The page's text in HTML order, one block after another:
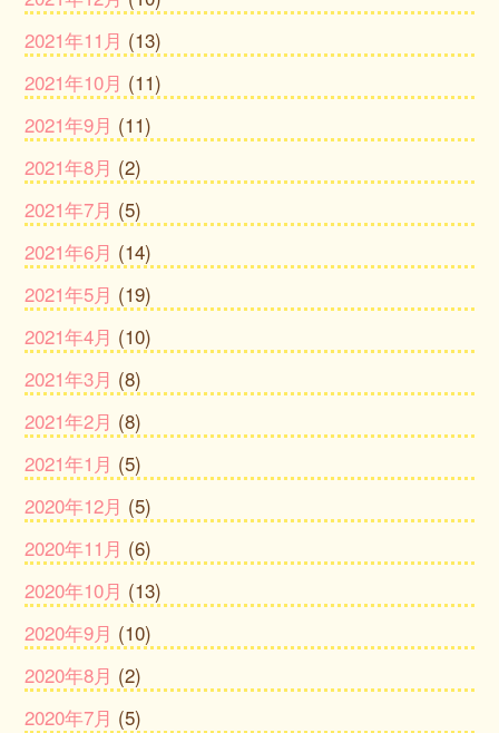
2021年11月 (13)
2021年10月 (11)
2021年9月 (11)
2021年8月 (2)
2021年7月 (5)
2021年6月 (14)
2021年5月 (19)
2021年4月 (10)
2021年3月 (8)
2021年2月 (8)
2021年1月 (5)
2020年12月 (5)
2020年11月 (6)
2020年10月 (13)
2020年9月 (10)
2020年8月 (2)
2020年7月 (5)